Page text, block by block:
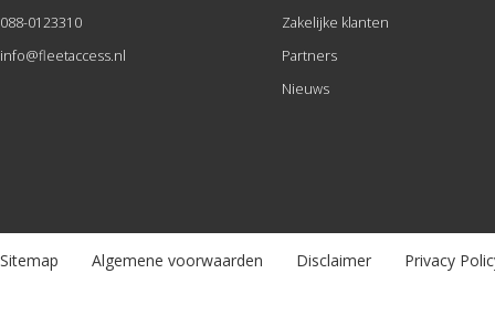
088-0123310
info@fleetaccess.nl
Zakelijke klanten
Partners
Nieuws
Sitemap Algemene voorwaarden Disclaimer Privacy